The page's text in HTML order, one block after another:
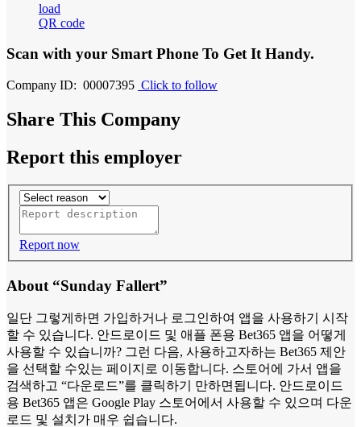
load
QR code
Scan with your Smart Phone To Get It Handy.
Company ID: 00007395 Click to follow
Share This Company
Report this employer
Report now
About “Sunday Fallert”
일단 그렇게하면 가입하거나 로그인하여 앱을 사용하기 시작
할 수 있습니다. 안드로이드 및 애플 폰용 Bet365 앱을 어떻게
사용할 수 있습니까? 그런 다음, 사용하고자하는 Bet365 제안
을 선택할 수있는 페이지로 이동합니다. 스토어에 가서 앱을
검색하고 “다운로드”를 클릭하기 만하면됩니다. 안드로이드
용 Bet365 앱은 Google Play 스토어에서 사용할 수 있으며 다운
로드 및 설치가 매우 쉽습니다.